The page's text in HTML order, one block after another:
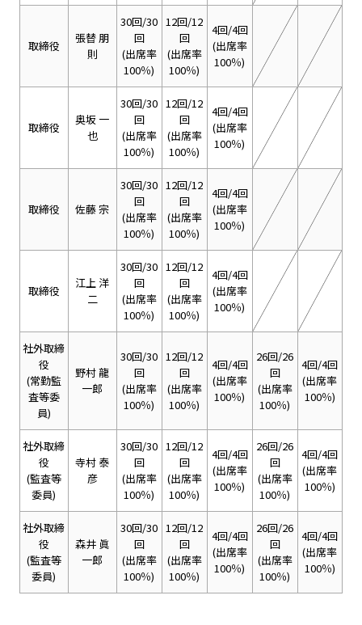
取締役
張替 朋
則
30回/30
回
(出席率
100％)
12回/12
回
(出席率
100％)
4回/4回
(出席率
100％)
取締役
奥坂 一
也
30回/30
回
(出席率
100％)
12回/12
回
(出席率
100％)
4回/4回
(出席率
100％)
取締役 佐藤 宗
30回/30
回
(出席率
100％)
12回/12
回
(出席率
100％)
4回/4回
(出席率
100％)
取締役
江上 洋
二
30回/30
回
(出席率
100％)
12回/12
回
(出席率
100％)
4回/4回
(出席率
100％)
社外取締
役
(常勤監
査等委
員)
野村 龍
一郎
30回/30
回
(出席率
100％)
12回/12
回
(出席率
100％)
4回/4回
(出席率
100％)
26回/26
回
(出席率
100％)
4回/4回
(出席率
100％)
社外取締
役
(監査等
委員)
寺村 泰
彦
30回/30
回
(出席率
100％)
12回/12
回
(出席率
100％)
4回/4回
(出席率
100％)
26回/26
回
(出席率
100％)
4回/4回
(出席率
100％)
社外取締
役
(監査等
委員)
森井 眞
一郎
30回/30
回
(出席率
100％)
12回/12
回
(出席率
100％)
4回/4回
(出席率
100％)
26回/26
回
(出席率
100％)
4回/4回
(出席率
100％)